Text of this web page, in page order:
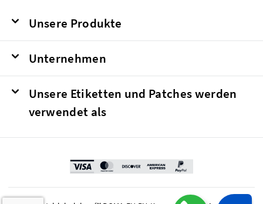
Unsere Produkte
Unternehmen
Unsere Etiketten und Patches werden
verwendet als